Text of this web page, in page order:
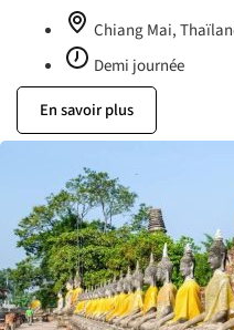
Chiang Mai,
Demi journée
En savoir plus